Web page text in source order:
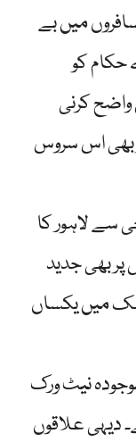
میں بے
کو
کرنی
بھی اس سروس
سے لاہور کا
پر بھی جدید
میں یکساں
نیٹ ورک
دیہی علاقوں